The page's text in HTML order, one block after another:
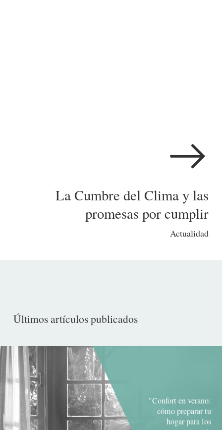
La Cumbre del Clima y las
promesas por cumplir
Actualidad
Últimos artículos publicados
"Confort en verano:
cómo preparar tu
hogar para los